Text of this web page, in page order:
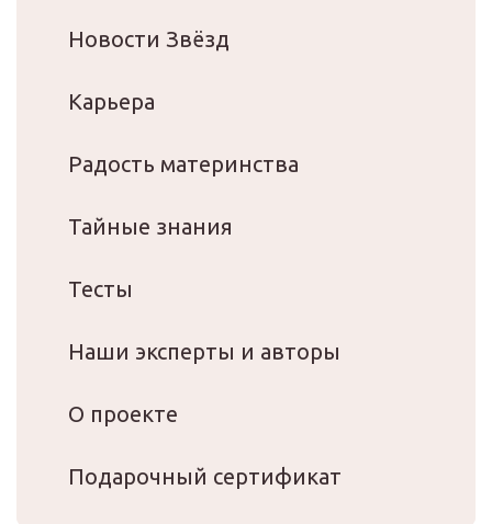
Новости Звёзд
Карьера
Радость материнства
Тайные знания
Тесты
Наши эксперты и авторы
О проекте
Подарочный сертификат